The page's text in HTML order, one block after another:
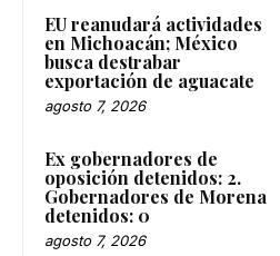
EU reanudará actividades
en Michoacán; México
busca destrabar
exportación de aguacate
agosto 7, 2026
Ex gobernadores de
oposición detenidos: 2.
Gobernadores de Morena
detenidos: 0
agosto 7, 2026